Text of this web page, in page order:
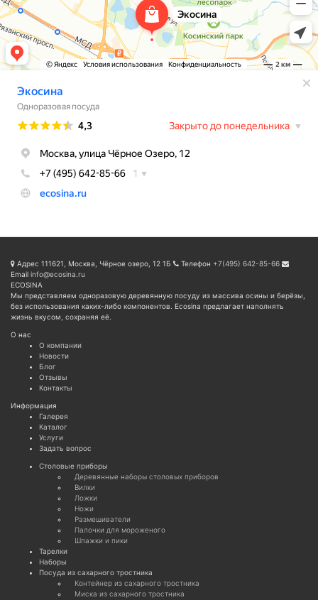
Адрес 111621, Москва, Чёрное озеро, 12 1Б Телефон +7(495) 642-85-66
Email info@ecosina.ru
ECOSINA
Мы представляем одноразовую деревянную посуду из массива осины и берёзы,
без использования каких-либо компонентов. Ecosina предлагает наполнять
жизнь вкусом, сохраняя её.
О нас
О компании
Новости
Блог
Отзывы
Контакты
Информация
Галерея
Каталог
Услуги
Задать вопрос
Cтоловые приборы
Деревянные наборы столовых приборов
Вилки
Ложки
Ножи
Размешиватели
Палочки для мороженого
Шпажки и пики
Тарелки
Наборы
Посуда из сахарного тростника
Контейнер из сахарного тростника
Миска из сахарного тростника